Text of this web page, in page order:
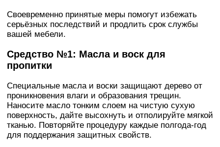
Своевременно принятые меры помогут избежать
серьёзных последствий и продлить срок службы
вашей мебели.
Средство №1: Масла и воск для
пропитки
Специальные масла и воски защищают дерево от
проникновения влаги и образования трещин.
Наносите масло тонким слоем на чистую сухую
поверхность, дайте высохнуть и отполируйте мягкой
тканью. Повторяйте процедуру каждые полгода-год
для поддержания защитных свойств.